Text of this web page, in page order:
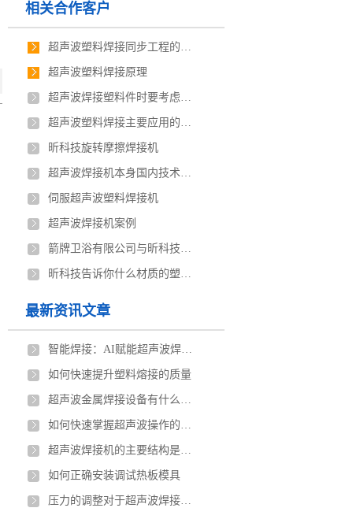
相关合作客户
超声波塑料焊接同步工程的概念
超声波塑料焊接原理
超声波焊接塑料件时要考虑的问题
超声波塑料焊接主要应用的行业
昕科技旋转摩擦焊接机
超声波焊接机本身国内技术与国外技术都存在差距
伺服超声波塑料焊接机
超声波焊接机案例
箭牌卫浴有限公司与昕科技定制伺服超声波焊接机案例
昕科技告诉你什么材质的塑料容易用超声波焊接
最新资讯文章
智能焊接：AI赋能超声波焊接机的工业革新
如何快速提升塑料熔接的质量
超声波金属焊接设备有什么优点
如何快速掌握超声波操作的技巧
超声波焊接机的主要结构是什么
如何正确安装调试热板模具
压力的调整对于超声波焊接有什么不同的影响